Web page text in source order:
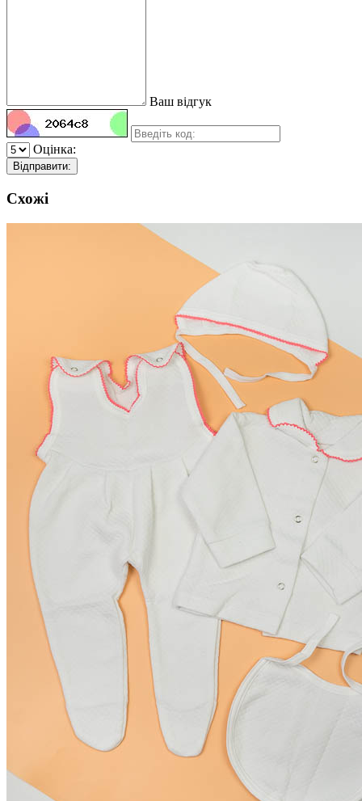
Ваш відгук
Оцінка:
Відправити:
Схожі